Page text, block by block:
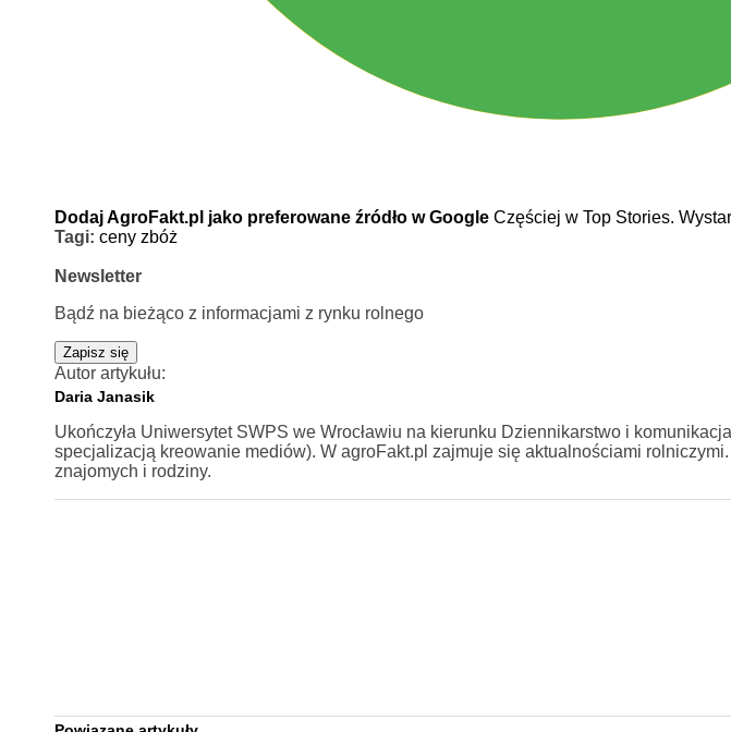
Dodaj AgroFakt.pl jako preferowane źródło w Google Częściej w Top Stories.
Tagi: ceny zbóż
Newsletter
Bądź na bieżąco z informacjami z rynku rolnego
Zapisz się
Autor artykułu:
Daria Janasik
Ukończyła Uniwersytet SWPS we Wrocławiu na kierunku Dziennikarstwo i
specjalizacją kreowanie mediów). W agroFakt.pl zajmuje się aktualnościami
znajomych i rodziny.